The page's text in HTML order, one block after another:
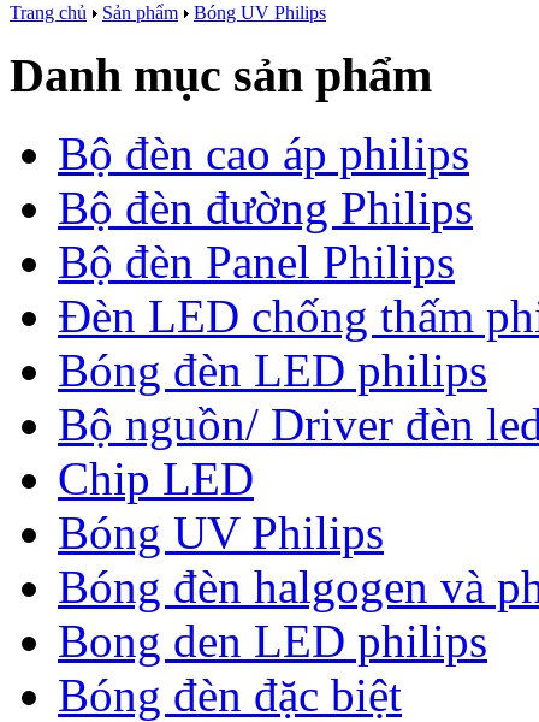
Trang chủ Sản phẩm Bóng UV Philips
Danh mục sản phẩm
Bộ đèn cao áp philips
Bộ đèn đường Philips
Bộ đèn Panel Philips
Đèn LED chống thấm
Bóng đèn LED philips
Bộ nguồn/ Driver đèn
Chip LED
Bóng UV Philips
Bóng đèn halgogen và
Bong den LED philips
Bóng đèn đặc biệt